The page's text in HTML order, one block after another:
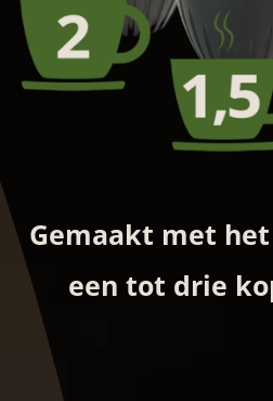
Gemaakt met
een tot drie